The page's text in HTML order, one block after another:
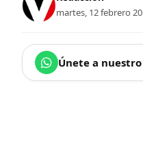
martes, 12 febrero
Únete a